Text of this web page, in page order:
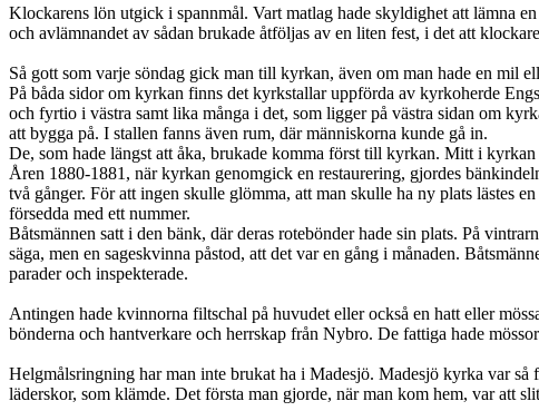
Klockarens lön utgick i spannmål. Vart matlag hade skyldighet att lämna
och avlämnandet av sådan brukade åtföljas av en liten fest, i det att
Så gott som varje söndag gick man till kyrkan, även om man hade en mil
På båda sidor om kyrkan finns det kyrkstallar uppförda av kyrkoherde
och fyrtio i västra samt lika många i det, som ligger på västra sidan om
att bygga på. I stallen fanns även rum, där människorna kunde gå in.
De, som hade längst att åka, brukade komma först till kyrkan. Mitt i
Åren 1880-1881, när kyrkan genomgick en restaurering, gjordes
två gånger. För att ingen skulle glömma, att man skulle ha ny plats lästes
försedda med ett nummer.
Båtsmännen satt i den bänk, där deras rotebönder hade sin plats. På
säga, men en sageskvinna påstod, att det var en gång i månaden.
parader och inspekterade.
Antingen hade kvinnorna filtschal på huvudet eller också en hatt eller
bönderna och hantverkare och herrskap från Nybro. De fattiga hade
Helgmålsringning har man inte brukat ha i Madesjö. Madesjö kyrka var
läderskor, som klämde. Det första man gjorde, när man kom hem, var att